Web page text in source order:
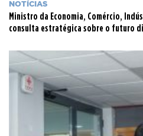
NOTÍCIAS
Ministro da Economia, Comércio,
consulta estratégica sobre o futuro